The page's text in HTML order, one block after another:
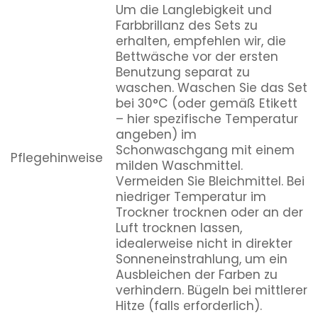
Pflegehinweise
Um die Langlebigkeit und
Farbbrillanz des Sets zu
erhalten, empfehlen wir, die
Bettwäsche vor der ersten
Benutzung separat zu
waschen. Waschen Sie das Set
bei 30°C (oder gemäß Etikett
– hier spezifische Temperatur
angeben) im
Schonwaschgang mit einem
milden Waschmittel.
Vermeiden Sie Bleichmittel. Bei
niedriger Temperatur im
Trockner trocknen oder an der
Luft trocknen lassen,
idealerweise nicht in direkter
Sonneneinstrahlung, um ein
Ausbleichen der Farben zu
verhindern. Bügeln bei mittlerer
Hitze (falls erforderlich).